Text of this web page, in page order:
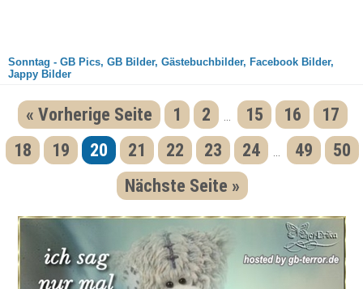
Sonntag - GB Pics, GB Bilder, Gästebuchbilder, Facebook Bilder,
Jappy Bilder
« Vorherige Seite 1 2 15 16
17
18
19 20 21 22 23 24 49
50
Nächste Seite »